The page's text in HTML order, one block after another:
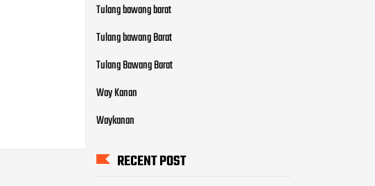
Tulang bawang barat
Tulang bawang Barat
Tulang Bawang Barat
Way Kanan
Waykanan
RECENT POST